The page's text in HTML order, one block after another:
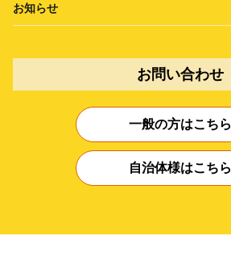
お知らせ
お問い合わせ
一般の方はこちら
自治体様はこちら